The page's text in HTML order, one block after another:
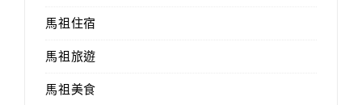
馬祖住宿
馬祖旅遊
馬祖美食